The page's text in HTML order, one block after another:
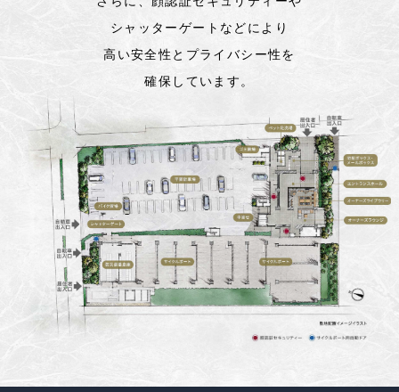
シャッターゲートなどにより
高い安全性とプライバシー性を
確保しています。